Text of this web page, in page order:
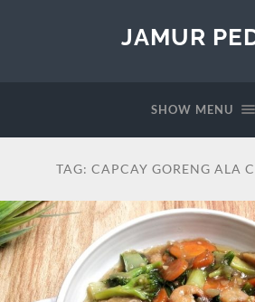
JAMUR
SHOW MENU
TAG: CAPCAY GORENG ALA